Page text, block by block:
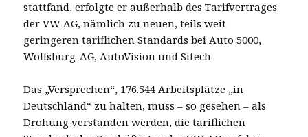
stattfand, erfolgte er außerhalb des Tarifvertrages
der VW AG, nämlich zu neuen, teils weit
geringeren tariflichen Standards bei Auto 5000,
Wolfsburg-AG, AutoVision und Sitech.
Das „Versprechen“, 176.544 Arbeitsplätze „in
Deutschland“ zu halten, muss – so gesehen – als
Drohung verstanden werden, die tariflichen